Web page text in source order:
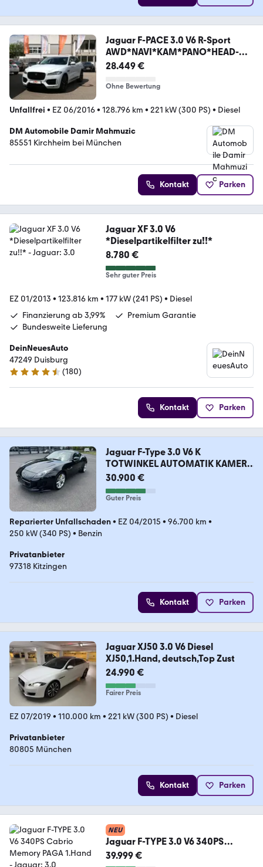
Jaguar F-PACE 3.0 V6 R-Sport
AWD*NAVI*KAM*PANO*HEAD-
UP*
28.449 €
Ohne Bewertung
Unfallfrei • EZ 06/2016• 128.796 km • 221 kW (300 PS) • Diesel
DM Automobile Damir Mahmuzic
85551 Kirchheim bei München
Kontakt Parken
Jaguar XF 3.0 V6
*Dieselpartikelfilter zu!!*
8.780 €
Sehr guter Preis
EZ 01/2013 • 123.816 km • 177 kW (241 PS) • Diesel
Finanzierung ab 3,99%
Premium Garantie
Bundesweite Lieferung
DeinNeuesAuto
47249 Duisburg
4.7 Sterne
(180)
Kontakt Parken
Jaguar F-Type 3.0 V6 K
TOTWINKEL AUTOMATIK KAMERA
PDC
30.900 €
Guter Preis
Reparierter Unfallschaden• EZ 04/2015 • 96.700 km •
250 kW (340 PS) • Benzin
Privatanbieter
97318 Kitzingen
Kontakt Parken
Jaguar XJ50 3.0 V6 Diesel
XJ50,1.Hand, deutsch,Top Zust
24.990 €
Fairer Preis
EZ 07/2019 • 110.000 km • 221 kW (300 PS) • Diesel
Privatanbieter
80805 München
Kontakt Parken
NEU
Jaguar F-TYPE 3.0 V6 340PS
Cabrio Memory PAGA 1.Hand
39.999 €